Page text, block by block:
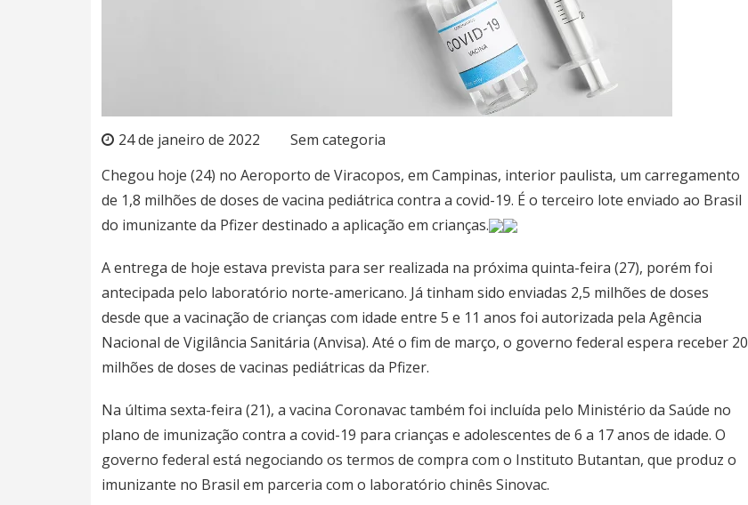
24 de janeiro de 2022
Sem categoria
Chegou hoje (24) no Aeroporto de Viracopos, em Campinas, interior paulista, um carregamento
de 1,8 milhões de doses de vacina pediátrica contra a covid-19. É o terceiro lote enviado ao Brasil
do imunizante da Pfizer destinado a aplicação em crianças.
A entrega de hoje estava prevista para ser realizada na próxima quinta-feira (27), porém foi
antecipada pelo laboratório norte-americano. Já tinham sido enviadas 2,5 milhões de doses
desde que a vacinação de crianças com idade entre 5 e 11 anos foi autorizada pela Agência
Nacional de Vigilância Sanitária (Anvisa). Até o fim de março, o governo federal espera receber 20
milhões de doses de vacinas pediátricas da Pfizer.
Na última sexta-feira (21), a vacina Coronavac também foi incluída pelo Ministério da Saúde no
plano de imunização contra a covid-19 para crianças e adolescentes de 6 a 17 anos de idade. O
governo federal está negociando os termos de compra com o Instituto Butantan, que produz o
imunizante no Brasil em parceria com o laboratório chinês Sinovac.